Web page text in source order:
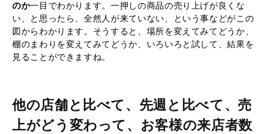
のか一目でわかります。一押しの商品の売り上げが良くな
い、と思ったら、全然人が来ていない、という事などがこの
図からわかります。そうすると、場所を変えてみてどうか、
棚のまわりを変えてみてどうか、いろいろと試して、結果を
見ることができますね。
他の店舗と比べて、先週と比べて、売
上がどう変わって、お客様の来店者数